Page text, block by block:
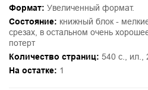
Формат: Увеличенный формат.
Состояние: книжный блок -
срезах, в остальном очень
потерт
Количество страниц: 540 с., ил.,
На остатке: 1